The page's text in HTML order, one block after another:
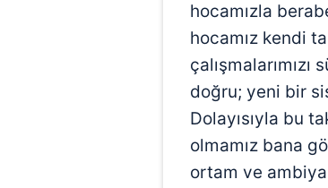
hocamızla
hocamız kendi
doğru; yeni bir
Dolayısıyla bu
olmamız bana
ortam ve